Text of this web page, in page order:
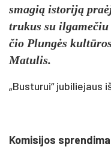
sma­gią is­to­riją
tru­kus su
čio Plungės
Ma­tu­lis.
„Busturui“ jubiliejaus
Ko­mi­si­jos